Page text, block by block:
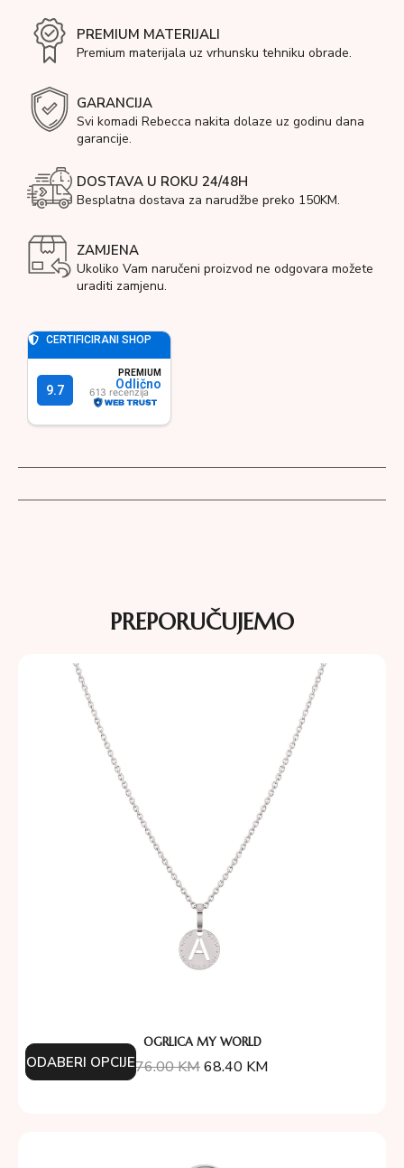
PREMIUM MATERIJALI
Premium materijala uz vrhunsku tehniku obrade.
GARANCIJA
Svi komadi Rebecca nakita dolaze uz godinu dana
garancije.
DOSTAVA U ROKU 24/48H
Besplatna dostava za narudžbe preko 150KM.
ZAMJENA
Ukoliko Vam naručeni proizvod ne odgovara možete
uraditi zamjenu.
PREPORUČUJEMO
OGRLICA MY WORLD
76.00KM68.40 KM
ODABERI OPCIJE